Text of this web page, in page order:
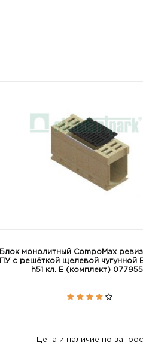
Блок монолитный CompoMax
ПУ с решёткой щелевой чугунной
h51 кл. E (комплект)
Цена и наличие по